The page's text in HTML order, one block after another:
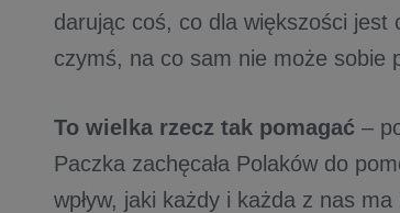
darując coś, co dla większości
czymś, na co sam nie może sobie
To wielka rzecz tak pomagać –
Paczka zachęcała Polaków do
wpływ, jaki każdy i każda z nas